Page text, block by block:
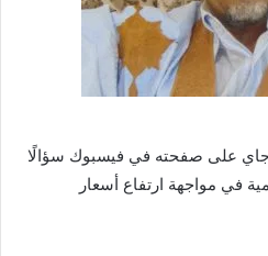
أجاي على صفحته في فيسبوك سؤالًا
في مواجهة ارتفاع أسعار